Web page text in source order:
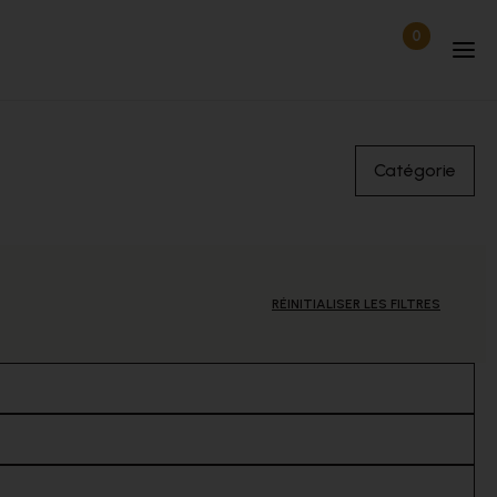
0Articles
Catégorie
RÉINITIALISER LES FILTRES